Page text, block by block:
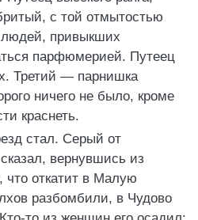
с той отмытостью
людей, привыкших
парфюмерией. Путеец
Третий — парнишка
ничего не было, кроме
краснеть.
стал. Серый от
вернувшись из
что откатит в Малую
разбомбили, в Чудово